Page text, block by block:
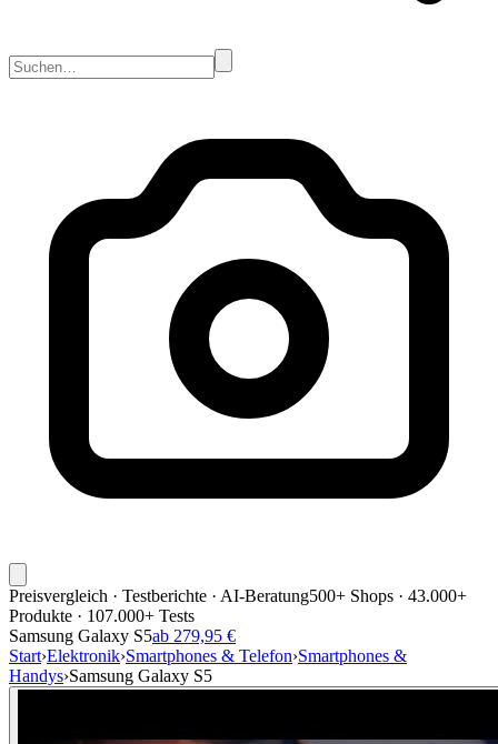
Preisvergleich · Testberichte · AI-Beratung500+ Shops · 43.000+
Produkte · 107.000+ Tests
Samsung Galaxy S5ab 279,95 €
Start›Elektronik›Smartphones & Telefon›Smartphones &
Handys›Samsung Galaxy S5